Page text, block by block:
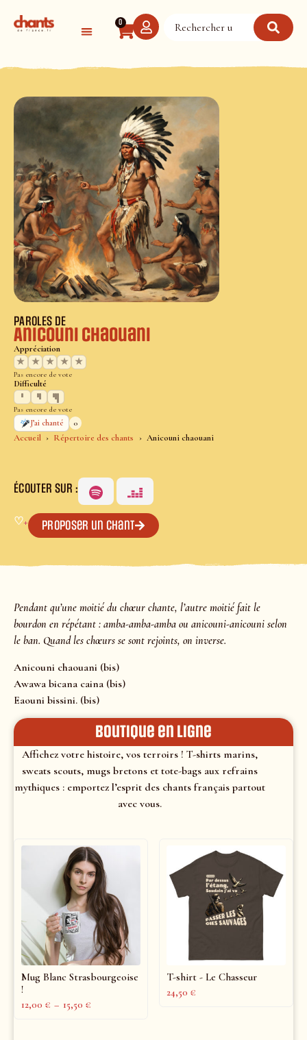
0
Accueil Répertoire des chants Anicouni chaouani
PAROLES DE
Anicouni chaouani
Appréciation
★
★ ★ ★ ★
Pas encore de vote
Difficulté
Pas encore de vote
J’ai chanté
0
ÉCOUTER SUR :
♡+ Proposer un chant
Pendant qu’une moitié du chœur chante, l’autre moitié fait le
bourdon en répétant : amba-amba-amba ou anicouni-anicouni selon
le ban. Quand les chœurs se sont rejoints, on inverse.
Anicouni chaouani (bis)
Awawa bicana caina (bis)
Eaouni bissini. (bis)
Boutique en ligne
Affichez votre histoire, vos terroirs ! T-shirts marins,
sweats scouts, mugs bretons et tote-bags aux refrains
mythiques : emportez l’esprit des chants français partout
avec vous.
Mug Blanc Strasbourgeoise
!
12,00 € – 15,50 €
T-shirt - Le Chasseur
24,50 €